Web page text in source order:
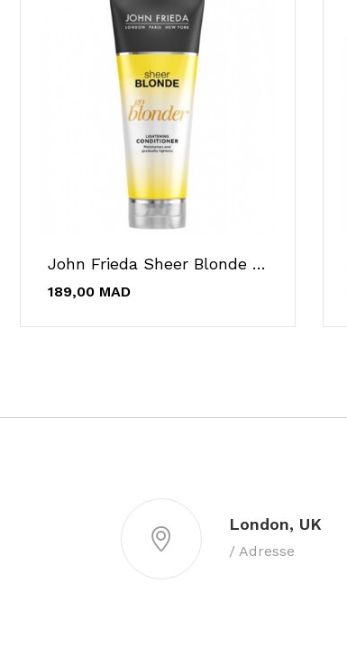
John Frieda Sheer Blonde Go Blonder...
189,00 MAD
London, UK
/ Adresse